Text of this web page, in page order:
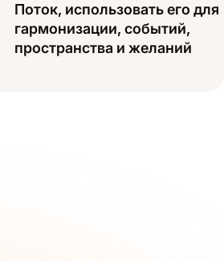
Поток, использовать его для
гармонизации, событий,
пространства и желаний